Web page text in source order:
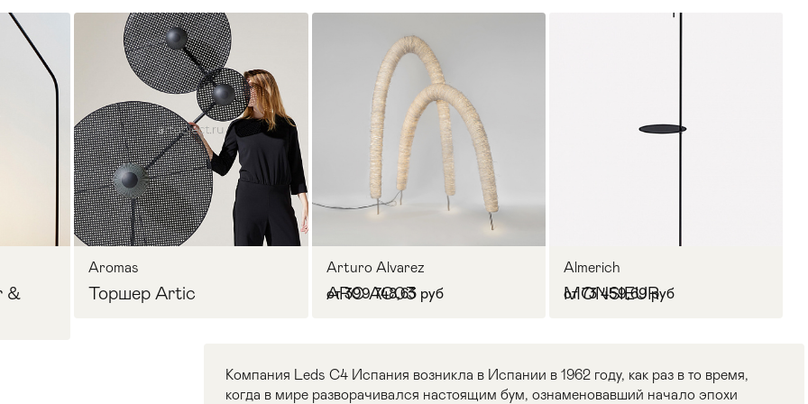
&
Aromas
Торшер Artic
Arturo Alvarez
ARC AC03
от 399 748,63 руб
Almerich
MONSIEUR
от 73 459,69 руб
Компания Leds C4 Испания возникла в Испании в 1962 году, как раз в то время,
когда в мире разворачивался настоящим бум, ознаменовавший начало эпохи